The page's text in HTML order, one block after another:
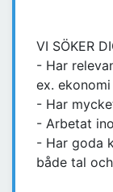
VI SÖKER
- Har
ex.
- Har
- Arbetat
- Har goda
både tal